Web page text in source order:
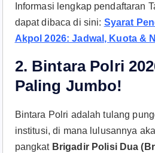
Informasi lengkap pendaftaran
dapat dibaca di sini: Syarat
Akpol 2026: Jadwal, Kuota &
2. Bintara Polri
Paling Jumbo!
Bintara Polri adalah tulang
institusi, di mana lulusannya
pangkat Brigadir Polisi Dua